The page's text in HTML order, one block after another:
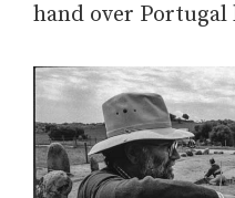
hand over Portugal